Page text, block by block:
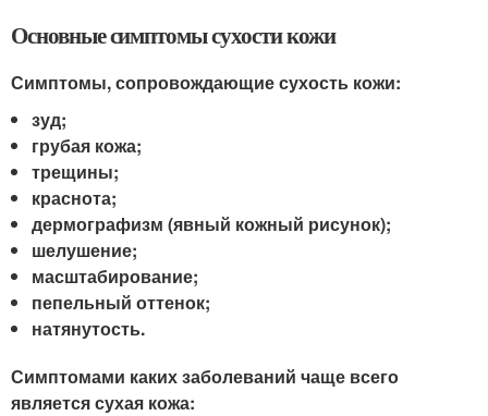
Основные симптомы сухости кожи
Симптомы, сопровождающие сухость кожи:
зуд;
грубая кожа;
трещины;
краснота;
дермографизм (явный кожный рисунок);
шелушение;
масштабирование;
пепельный оттенок;
натянутость.
Симптомами каких заболеваний чаще всего
является сухая кожа: